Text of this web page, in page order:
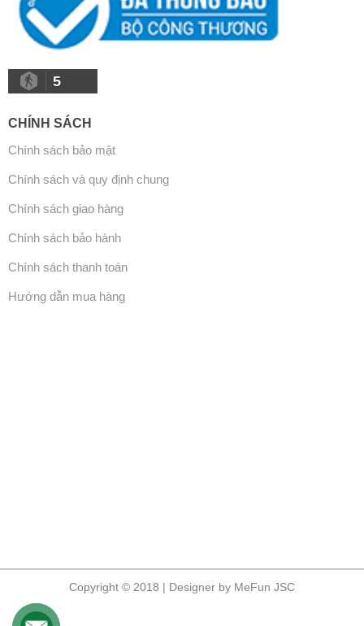
5
CHÍNH SÁCH
Chính sách bảo mật
Chính sách và quy định chung
Chính sách giao hàng
Chính sách bảo hành
Chính sách thanh toán
Hướng dẫn mua hàng
Copyright © 2018 | Designer by MeFun JSC